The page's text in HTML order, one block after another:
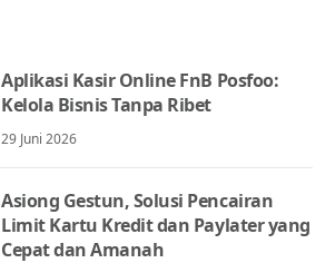
Aplikasi Kasir Online FnB Posfoo:
Kelola Bisnis Tanpa Ribet
29 Juni 2026
Asiong Gestun, Solusi Pencairan
Limit Kartu Kredit dan Paylater yang
Cepat dan Amanah